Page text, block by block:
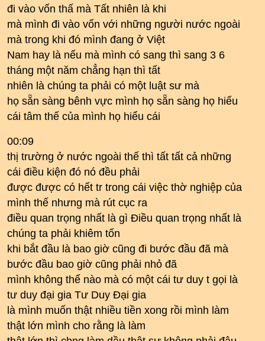
đi vào vốn thấ mà Tất nhiên là khi
mà mình đi vào vốn với những người nước ngoài
mà trong khi đó mình đang ở Việt
Nam hay là nếu mà mình có sang thì sang 3 6
tháng một năm chẳng hạn thì tất
nhiên là chúng ta phải có một luật sư mà
họ sẵn sàng bênh vực mình họ sẵn sàng họ hiểu
cái tâm thế của mình họ hiểu cái
00:09
thị trường ở nước ngoài thế thì tất tất cả những
cái điều kiện đó nó đều phải
được được có hết tr trong cái việc thờ nghiệp của
mình thế nhưng mà rút cục ra
điều quan trọng nhất là gì Điều quan trọng nhất là
chúng ta phải khiêm tốn
khi bắt đầu là bao giờ cũng đi bước đầu đã mà
bước đầu bao giờ cũng phải nhỏ đã
mình không thể nào mà có một cái tư duy t gọi là
tư duy đại gia Tư Duy Đại gia
là mình muốn thật nhiều tiền xong rồi mình làm
thật lớn mình cho rằng là làm